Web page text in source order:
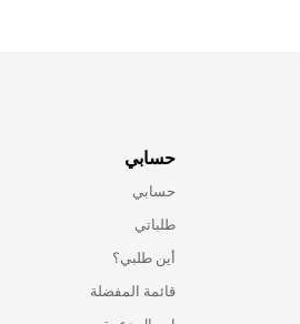
حسابي
حسابي
طلباتي
أين طلبي؟
قائمة المفضلة